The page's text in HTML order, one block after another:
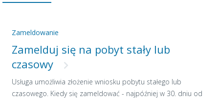
Zameldowanie
Zamelduj się na pobyt stały lub
czasowy
Usługa umożliwia złożenie wniosku pobytu stałego lub
czasowego. Kiedy się zameldować - najpóźniej w 30. dniu od